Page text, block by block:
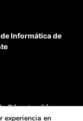
Informática de
Diputación
experiencia en